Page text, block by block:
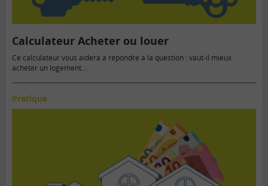
Calculateur Acheter ou louer
Ce calculateur vous aidera à répondre à la question : vaut-il mieux
acheter un logement...
Pratique